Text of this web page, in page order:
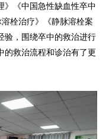
》《中国急性缺血性卒中
栓治疗》《静脉溶栓案
验，围绕卒中的救治进行
的救治流程和诊治有了更